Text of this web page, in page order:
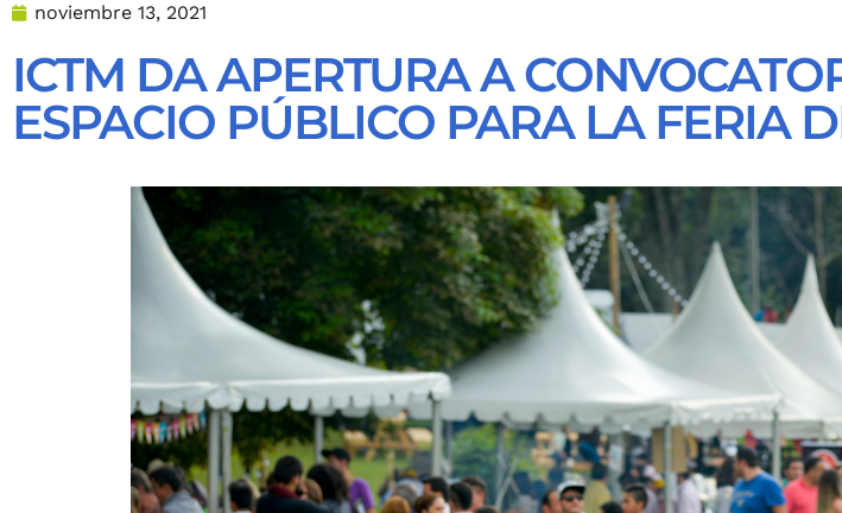
noviembre 13, 2021
ICTM DA APERTURA A
ESPACIO PÚBLICO PARA LA FERIA